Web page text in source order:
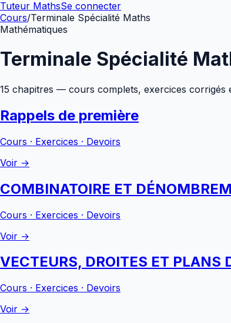
Tuteur MathsSe connecter
Cours/Terminale Spécialité Maths
Mathématiques
Terminale Spécialité
15 chapitres — cours complets, exercices corrigés
Rappels de première
Cours · Exercices · Devoirs
Voir →
COMBINATOIRE ET
Cours · Exercices · Devoirs
Voir →
VECTEURS, DROITES ET PLANS
Cours · Exercices · Devoirs
Voir →